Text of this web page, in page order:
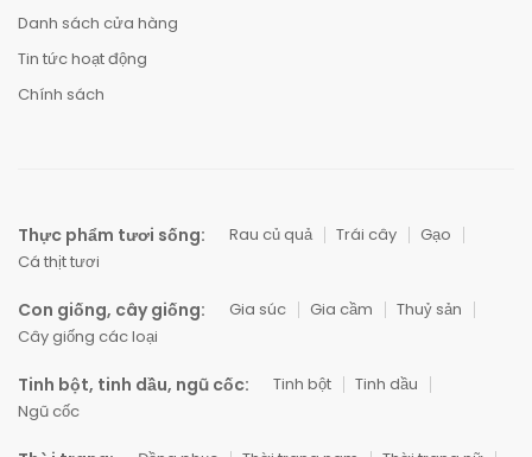
Danh sách cửa hàng
Tin tức hoạt động
Chính sách
Thực phẩm tươi sống: Rau củ quả Trái cây
Gạo
Cá thịt tươi
Con giống, cây giống: Gia súc Gia cầm
Thuỷ sản
Cây giống các loại
Tinh bột, tinh dầu, ngũ cốc: Tinh bột
Tinh dầu
Ngũ cốc